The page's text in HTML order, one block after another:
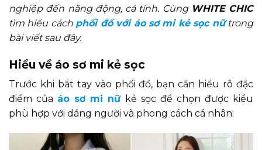
nghiệp đến năng động, cá tính. Cùng WHITE CHIC
tìm hiểu cách phối đồ với áo sơ mi kẻ sọc nữtrong
bài viết sau đây.
Hiểu về áo sơ mi kẻ sọc
Trước khi bắt tay vào phối đồ, bạn cần hiểu rõ đặc
điểm của áo sơ mi nữkẻ sọc để chọn được kiểu
phù hợp với dáng người và phong cách cá nhân: